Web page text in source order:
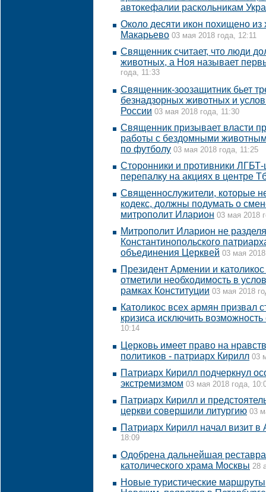
автокефалии раскольникам
Около десяти икон похищено
Макарьево 03 мая 2018 года, 12:11
Священник считает, что люди
животных, а Ноя называет
года, 11:33
Священник-зоозащитник бьет
безнадзорных животных и
России 03 мая 2018 года, 11:30
Священник призывает власти
работы с бездомными
по футболу 03 мая 2018 года, 11:25
Сторонники и противники
перепалку на акциях в центре
Священнослужители, которые
кодекс, должны подумать о
митрополит Иларион 03 мая 2018
Митрополит Иларион не
Константинопольского
объединения Церквей 03 мая
Президент Армении и
отметили необходимость в
рамках Конституции 03 мая 2018
Католикос всех армян призвал
кризиса исключить
10:14
Церковь имеет право на
политиков - патриарх Кирилл 03
Патриарх Кирилл подчеркнул
экстремизмом 03 мая 2018 года,
Патриарх Кирилл и
церкви совершили литургию 03
Патриарх Кирилл начал визит
18:09
Одобрена дальнейшая
католического храма Москвы 28
Новые туристические